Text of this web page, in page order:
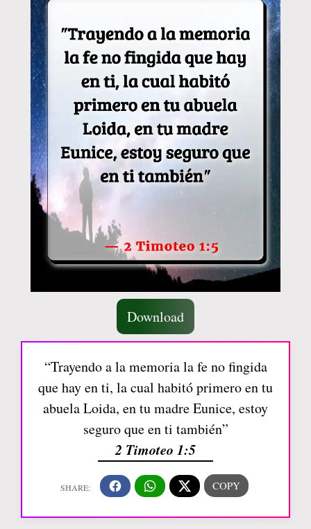
Download
“Trayendo a la memoria la fe no fingida
que hay en ti, la cual habitó primero en tu
abuela Loida, en tu madre Eunice, estoy
seguro que en ti también”
2 Timoteo 1:5